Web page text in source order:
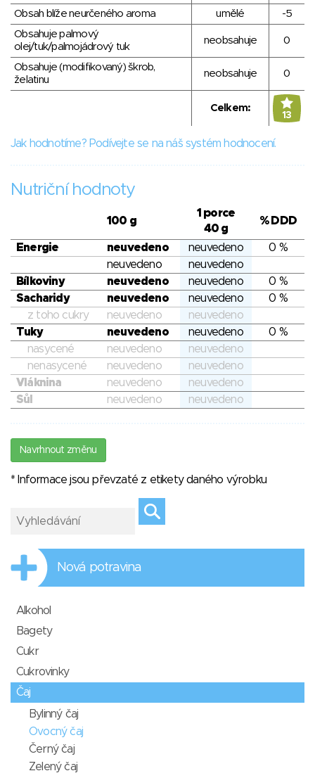
Obsah blíže neurčeného aroma
umělé
-5
Obsahuje palmový
olej/tuk/palmojádrový tuk
neobsahuje 0
Obsahuje (modifikovaný) škrob,
želatinu
neobsahuje 0
Celkem:
13
Jak hodnotíme? Podívejte se na náš systém hodnocení.
Nutriční hodnoty
100 g
1 porce
40 g
% DDD
Energie neuvedeno neuvedeno
0 %
neuvedeno
neuvedeno
Bílkoviny
neuvedeno neuvedeno
0 %
Sacharidy
neuvedeno neuvedeno
0 %
z toho cukry
neuvedeno
neuvedeno
Tuky
neuvedeno neuvedeno
0 %
nasycené
neuvedeno
neuvedeno
nenasycené
neuvedeno
neuvedeno
Vláknina
neuvedeno
neuvedeno
Sůl
neuvedeno neuvedeno
Navrhnout změnu
* Informace jsou převzaté z etikety daného výrobku
Nová potravina
Alkohol
Bagety
Cukr
Cukrovinky
Čaj
Bylinný čaj
Ovocný čaj
Černý čaj
Zelený čaj